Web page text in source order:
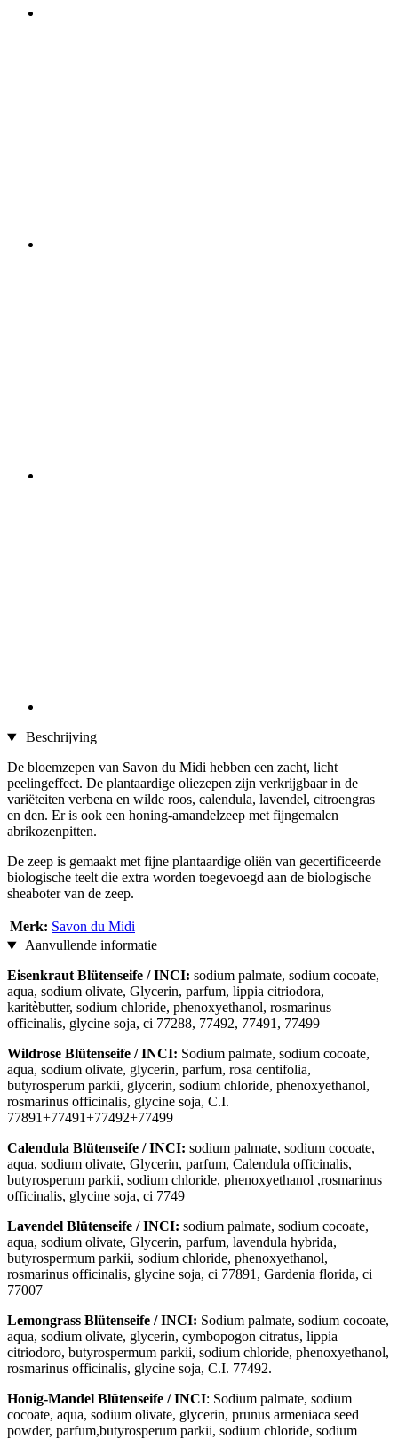
Beschrijving
De bloemzepen van Savon du Midi hebben een zacht, licht
peelingeffect. De plantaardige oliezepen zijn verkrijgbaar in de
variëteiten verbena en wilde roos, calendula, lavendel, citroengras
en den. Er is ook een honing-amandelzeep met fijngemalen
abrikozenpitten.
De zeep is gemaakt met fijne plantaardige oliën van gecertificeerde
biologische teelt die extra worden toegevoegd aan de biologische
sheaboter van de zeep.
Merk: Savon du Midi
Aanvullende informatie
Eisenkraut Blütenseife / INCI: sodium palmate, sodium cocoate,
aqua, sodium olivate, Glycerin, parfum, lippia citriodora,
karitèbutter, sodium chloride, phenoxyethanol, rosmarinus
officinalis, glycine soja, ci 77288, 77492, 77491, 77499
Wildrose Blütenseife / INCI: Sodium palmate, sodium cocoate,
aqua, sodium olivate, glycerin, parfum, rosa centifolia,
butyrosperum parkii, glycerin, sodium chloride, phenoxyethanol,
rosmarinus officinalis, glycine soja, C.I.
77891+77491+77492+77499
Calendula Blütenseife / INCI: sodium palmate, sodium cocoate,
aqua, sodium olivate, Glycerin, parfum, Calendula officinalis,
butyrosperum parkii, sodium chloride, phenoxyethanol ,rosmarinus
officinalis, glycine soja, ci 7749
Lavendel Blütenseife / INCI: sodium palmate, sodium cocoate,
aqua, sodium olivate, Glycerin, parfum, lavendula hybrida,
butyrospermum parkii, sodium chloride, phenoxyethanol,
rosmarinus officinalis, glycine soja, ci 77891, Gardenia florida, ci
77007
Lemongrass Blütenseife / INCI: Sodium palmate, sodium cocoate,
aqua, sodium olivate, glycerin, cymbopogon citratus, lippia
citriodoro, butyrospermum parkii, sodium chloride, phenoxyethanol,
rosmarinus officinalis, glycine soja, C.I. 77492.
Honig-Mandel Blütenseife / INCI: Sodium palmate, sodium
cocoate, aqua, sodium olivate, glycerin, prunus armeniaca seed
powder, parfum,butyrosperum parkii, sodium chloride, sodium